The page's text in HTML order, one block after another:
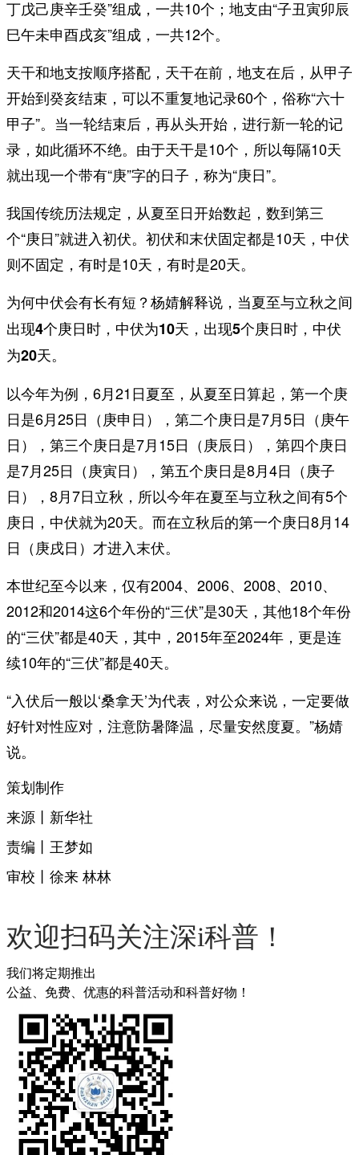
丁戊己庚辛壬癸”组成，一共10个；地支由“子丑寅卯辰
巳午未申酉戌亥”组成，一共12个。
天干和地支按顺序搭配，天干在前，地支在后，从甲子
开始到癸亥结束，可以不重复地记录60个，俗称“六十
甲子”。当一轮结束后，再从头开始，进行新一轮的记
录，如此循环不绝。由于天干是10个，所以每隔10天
就出现一个带有“庚”字的日子，称为“庚日”。
我国传统历法规定，从夏至日开始数起，数到第三
个“庚日”就进入初伏。初伏和末伏固定都是10天，中伏
则不固定，有时是10天，有时是20天。
为何中伏会有长有短？杨婧解释说，当夏至与立秋之间
出现4个庚日时，中伏为10天，出现5个庚日时，中伏
为20天。
以今年为例，6月21日夏至，从夏至日算起，第一个庚
日是6月25日（庚申日），第二个庚日是7月5日（庚午
日），第三个庚日是7月15日（庚辰日），第四个庚日
是7月25日（庚寅日），第五个庚日是8月4日（庚子
日），8月7日立秋，所以今年在夏至与立秋之间有5个
庚日，中伏就为20天。而在立秋后的第一个庚日8月14
日（庚戌日）才进入末伏。
本世纪至今以来，仅有2004、2006、2008、2010、
2012和2014这6个年份的“三伏”是30天，其他18个年份
的“三伏”都是40天，其中，2015年至2024年，更是连
续10年的“三伏”都是40天。
“入伏后一般以‘桑拿天’为代表，对公众来说，一定要做
好针对性应对，注意防暑降温，尽量安然度夏。”杨婧
说。
策划制作
来源丨新华社
责编丨王梦如
审校丨徐来 林林
欢迎扫码关注深i科普！
我们将定期推出
公益、免费、优惠的科普活动和科普好物！